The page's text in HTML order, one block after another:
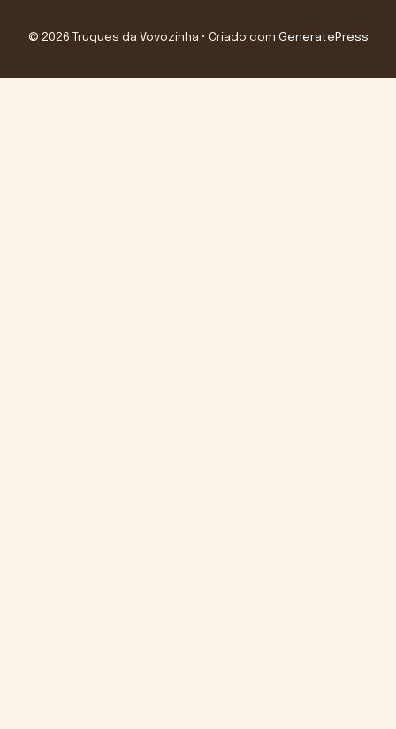
© 2026 Truques da Vovozinha • Criado com GeneratePress